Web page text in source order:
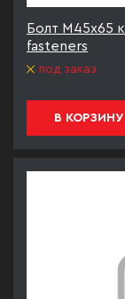
Болт М45х65
fasteners
под заказ
В КОРЗИНУ